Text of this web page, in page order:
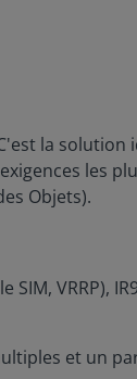
la solution
les
Objets).
VRRP),
et un